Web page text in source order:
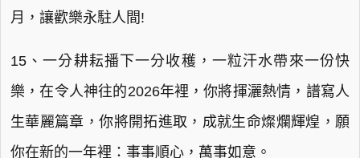
月，讓歡樂永駐人間!
15、一分耕耘播下一分收穫，一粒汗水帶來一份快
樂，在令人神往的2026年裡，你將揮灑熱情，譜寫人
生華麗篇章，你將開拓進取，成就生命燦爛輝煌，願
你在新的一年裡：事事順心，萬事如意。